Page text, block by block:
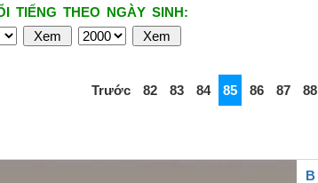
TIẾNG THEO NGÀY SINH:
Trước 82 83 84 85 86 87 88